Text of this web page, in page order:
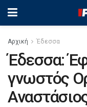
Αρχική Έδεσσα
Έδεσσα:
γνωστός